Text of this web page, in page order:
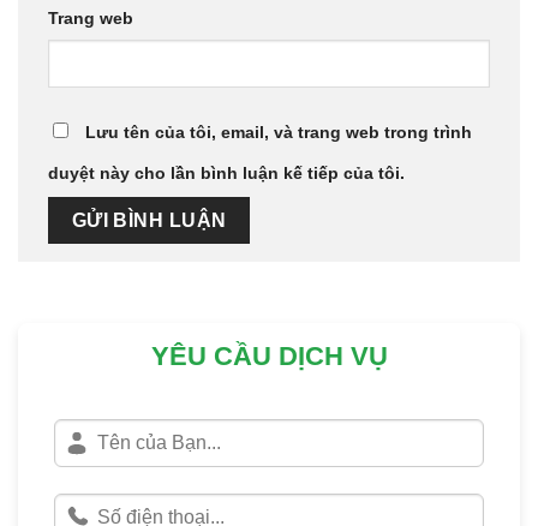
Trang web
Lưu tên của tôi, email, và trang web trong trình
duyệt này cho lần bình luận kế tiếp của tôi.
YÊU CẦU DỊCH VỤ